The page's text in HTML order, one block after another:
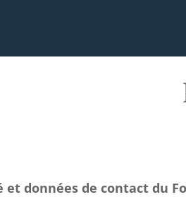
et données de contact du